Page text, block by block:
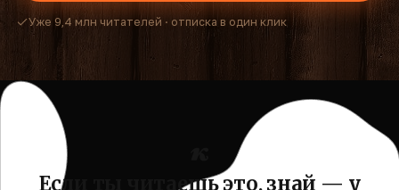
Уже 9,4 млн читателей · отписка в один клик
Если ты читаешь это, знай — у